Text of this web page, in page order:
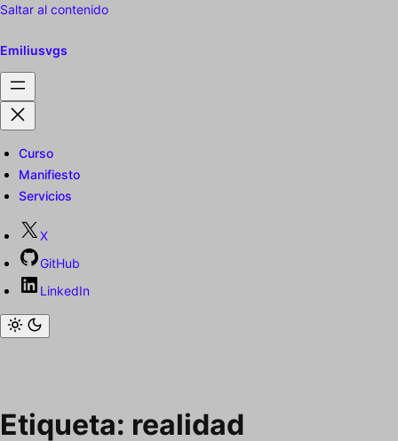
Saltar al contenido
Emiliusvgs
Curso
Manifiesto
Servicios
X
GitHub
LinkedIn
Etiqueta: realidad